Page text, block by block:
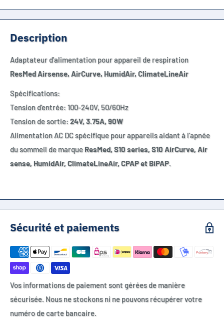
Description
Adaptateur d'alimentation pour appareil de respiration
ResMed Airsense, AirCurve, HumidAir, ClimateLineAir
Spécifications:
Tension d'entrée: 100-240V, 50/60Hz
Tension de sortie: 24V, 3.75A, 90W
Alimentation AC DC spécifique pour appareils aidant à l'apnée
du sommeil de marque ResMed, S10 series, S10 AirCurve, Air
sense, HumidAir, ClimateLineAir, CPAP et BiPAP.
Sécurité et paiements
Vos informations de paiement sont gérées de manière
sécurisée. Nous ne stockons ni ne pouvons récupérer votre
numéro de carte bancaire.